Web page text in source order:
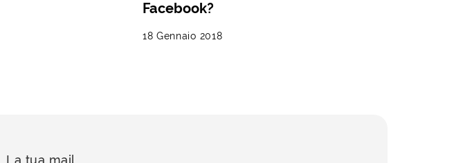
Facebook?
18 Gennaio 2018